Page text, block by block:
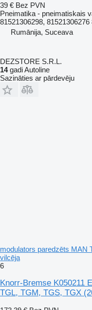
39 € Bez PVN
Pneimatika - pneimatiskais
81521306298, 81521306276
Rumānija, Suceava
DEZSTORE S.R.L.
14gadi Autoline
Sazināties ar pārdevēju
modulators paredzēts MAN
vilcēja
6
Knorr-Bremse K050211
TGL, TGM, TGS, TGX